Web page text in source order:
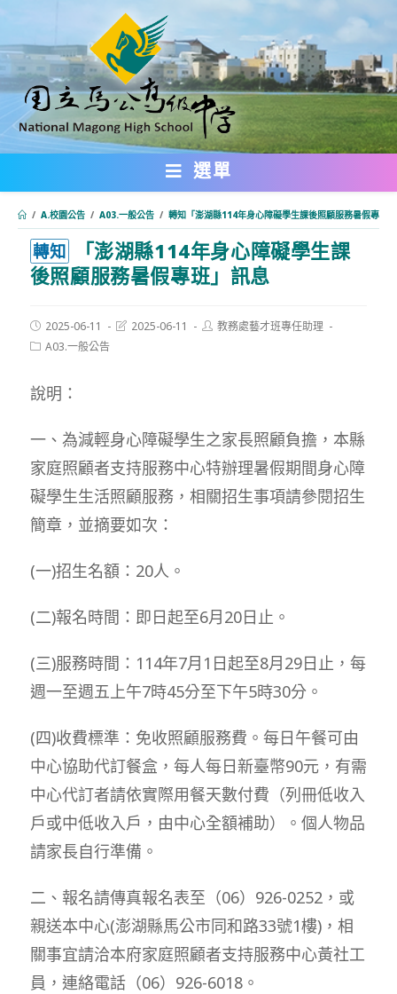
轉
主
要
內
選單
/ A.校園公告 / A03.一般公告 / 轉知「澎湖縣114年身心障礙學生課後照顧服務暑假專班
轉知
「澎湖縣114年身心障礙學生課
後照顧服務暑假專班」訊息
Post
published:
2025-06-11
Post2025-06-11
Post教務處藝才班專任助理
PostA03.一般公告
說明：
一、為減輕身心障礙學生之家長照顧負擔，本縣
家庭照顧者支持服務中心特辦理暑假期間身心障
礙學生生活照顧服務，相關招生事項請參閱招生
簡章，並摘要如次：
(一)招生名額：20人。
(二)報名時間：即日起至6月20日止。
(三)服務時間：114年7月1日起至8月29日止，每
週一至週五上午7時45分至下午5時30分。
(四)收費標準：免收照顧服務費。每日午餐可由
中心協助代訂餐盒，每人每日新臺幣90元，有需
中心代訂者請依實際用餐天數付費（列冊低收入
戶或中低收入戶，由中心全額補助）。個人物品
請家長自行準備。
二、報名請傳真報名表至（06）926-0252，或
親送本中心(澎湖縣馬公市同和路33號1樓)，相
關事宜請洽本府家庭照顧者支持服務中心黃社工
員，連絡電話（06）926-6018。